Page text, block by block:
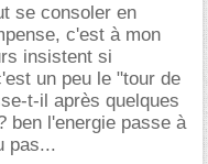
se consoler en
c'est à mon
insistent si
un peu le "tour de
t-il après quelques
ben l'energie passe à
pas...